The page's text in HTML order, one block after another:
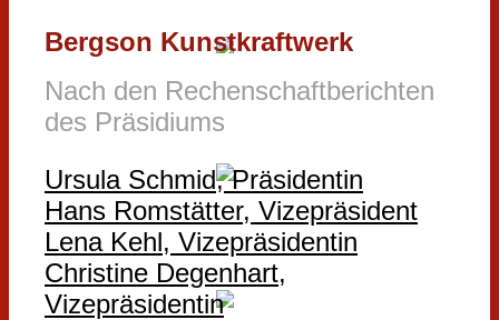
Bergson Kunstkraftwerk
Nach den Rechenschaftberichten
des Präsidiums
Ursula Schmid, Präsidentin
Hans Romstätter, Vizepräsident
Lena Kehl, Vizepräsidentin
Christine Degenhart,
Vizepräsidentin